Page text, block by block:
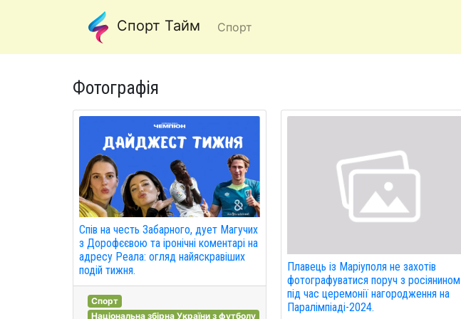
Спорт Тайм Спорт
Фотографія
Спів на честь Забарного, дует Магучих
з Дорофєєвою та іронічні коментарі на
адресу Реала: огляд найяскравіших
подій тижня.
Спорт
Національна збірна України з футболу
Плавець із Маріуполя не захотів
фотографуватися поруч з росіянином
під час церемонії нагородження на
Паралімпіаді-2024.